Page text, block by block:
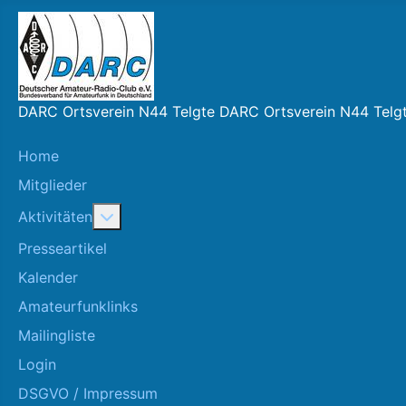
DARC Ortsverein N44 Telgte DARC Ortsverein N44
Home
Mitglieder
Aktivitäten
Presseartikel
Kalender
Amateurfunklinks
Mailingliste
Login
DSGVO / Impressum